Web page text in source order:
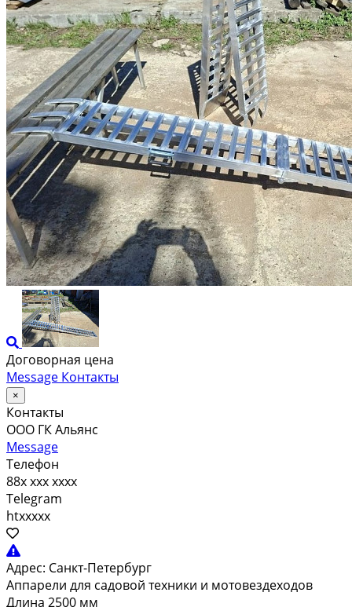
Договорная цена
Message Контакты
×
Контакты
ООО ГК Альянс
Message
Телефон
88x xxx xxxx
Telegram
htxxxxx
Адрес: Санкт-Петербург
Аппарели для садовой техники и мотовездеходов
Длина 2500 мм